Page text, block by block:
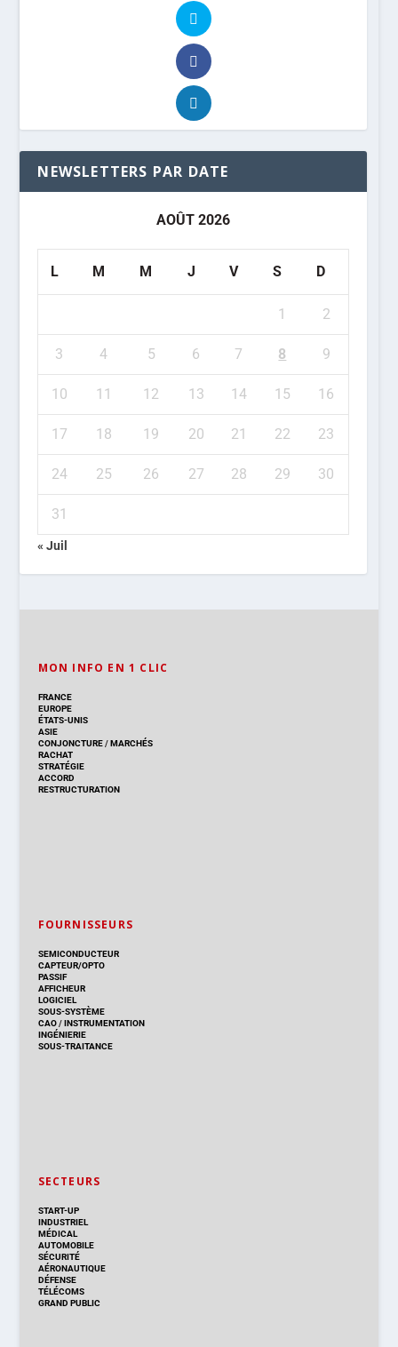
NEWSLETTERS PAR DATE
AOÛT 2026
L M M J V S D
1 2
3 4 5 6 7 8 9
10 11 12 13 14 15 16
17 18 19 20 21 22 23
24 25 26 27 28 29 30
31
« Juil
MON INFO EN 1 CLIC
FRANCE
EUROPE
ÉTATS-UNIS
ASIE
CONJONCTURE/MARCHÉS
RACHAT
STRATÉGIE
ACCORD
RESTRUCTURATION
FOURNISSEURS
SEMICONDUCTEUR
CAPTEUR/OPTO
PASSIF
AFFICHEUR
LOGICIEL
SOUS-SYSTÈME
CAO/INSTRUMENTATION
INGÉNIERIE
SOUS-TRAITANCE
SECTEURS
START-UP
INDUSTRIEL
MÉDICAL
AUTOMOBILE
SÉCURITÉ
AÉRONAUTIQUE
DÉFENSE
TÉLÉCOMS
GRAND PUBLIC